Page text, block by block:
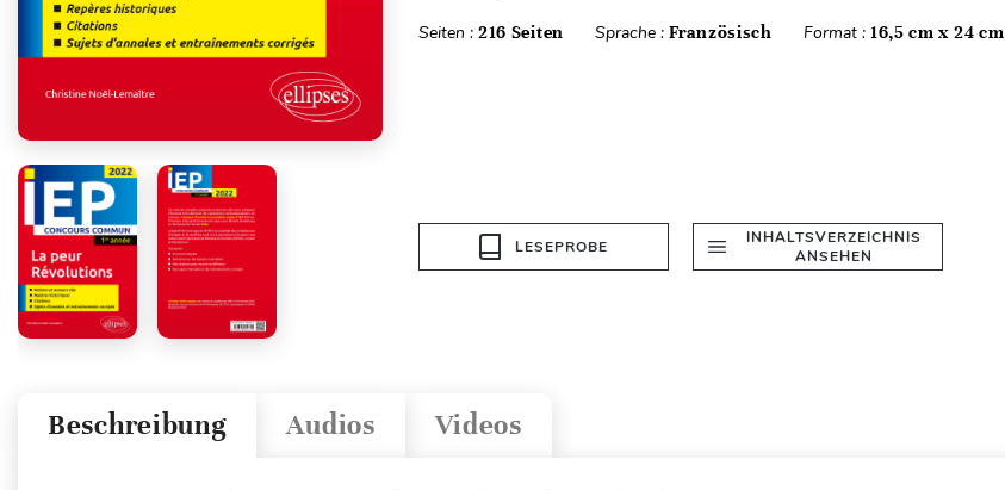
Seiten : 216 Seiten Sprache :Französisch Format : 16,5 cm x 24 cm
LESEPROBE
INHALTSVERZEICHNIS
ANSEHEN
Videos
Audios
Beschreibung